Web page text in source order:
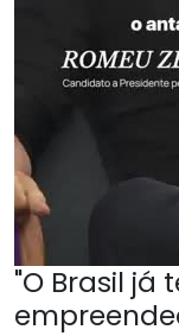
"O Brasil já